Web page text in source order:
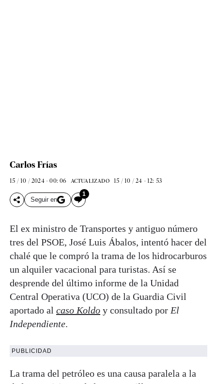
Carlos Frías
15 / 10 / 2024 - 00: 06 ACTUALIZADO 15 / 10 / 24 - 12: 53
Seguir en
1
El ex ministro de Transportes y antiguo número
tres del PSOE, José Luis Ábalos, intentó hacer del
chalé que le compró la trama de los hidrocarburos
un alquiler vacacional para turistas. Así se
desprende del último informe de la Unidad
Central Operativa (UCO) de la Guardia Civil
aportado al caso Koldo y consultado por El
Independiente.
PUBLICIDAD
La trama del petróleo es una causa paralela a la